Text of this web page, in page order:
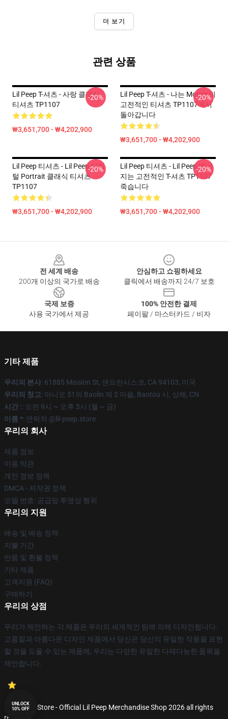
더 보기
관련 상품
Lil Peep T-셔츠 - 사랑 클래식
티셔츠 TP1107
₩3,651,700 - ₩4,202,900
-20%
Lil Peep T-셔츠 - 나는 Mornin의
고전적인 티셔츠 TP1107에서
돌아갑니다
₩3,651,700 - ₩4,202,900
-20%
Lil Peep 티셔츠 - Lil Peep 디지
털 Portrait 클래식 티셔츠
TP1107
₩3,651,700 - ₩4,202,900
-20%
Lil Peep 티셔츠 - Lil Peep 에너
지는 고전적인 T-셔츠 TP1107
죽습니다
₩3,651,700 - ₩4,202,900
-20%
전 세계 배송
200개 이상의 국가로 배송
안심하고 쇼핑하세요
클릭에서 배송까지 24/7 보호
국제 보증
사용 국가에서 제공
100% 안전한 결제
페이팔 / 마스터카드 / 비자
기타 제품
우리의 본사: 61885 Mission St, 샌프란시스코, CA 94103, 미국
우리의 창고: 아니오 51의 Baolin 제 2 마을, Baotou 시, 상해, CN
시간 :: 오전 9시 ~ 오후 5시 (월 ~ 금)
이름 *: 연락처 @lil-peep.store
우리의 회사
제품 정보
이용 약관
개인 정보 정책
DMCA - 저작권 정책
모델 번호: 공급망 투명성 행위
우리의 지원
배송 및 배송 정책
지불 기간
반품 및 환불 정책
기타 제품
고객지원 (FAQ)
구매하기
우리의 상점
우리가 제안하는 각 제품은 우리의 세계적인 팀에 의해 디자인됩니다.
고품질과 아름다운 디자인 제품에서 당신은 당신의 유일한 작풍을 표현
할 것을 도울 수 있는 제품에, 우리는 다양한 유일한 다재다능한 품목을
제안합니다.
© Lil Peep Store - Official Lil Peep Merchandise Shop 2026 all rights
UNLOCK
10% OFF